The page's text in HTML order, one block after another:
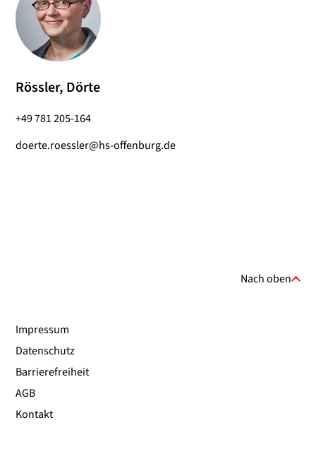
Rössler, Dörte
+49 781 205-164
doerte.roessler@hs-offenburg.de
Nach oben
Impressum
Datenschutz
Barrierefreiheit
AGB
Kontakt